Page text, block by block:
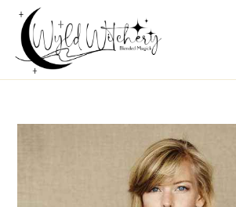
WYLD WITCHERY
MEET OUR PRODUCT
SHOP EXCLUSIVELY AT